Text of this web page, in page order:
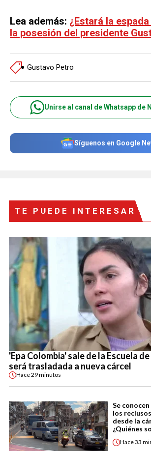
Lea además: ¿Estará la
la posesión del presidente
Gustavo Petro
Unirse al canal de Whatsapp de
Síguenos en Google
TE PUEDE INTERESAR
'Epa Colombia' sale de la Escuela
será trasladada a nueva cárcel
Hace29 minutos
Se
los
desde la
¿Quiénes
Hace33